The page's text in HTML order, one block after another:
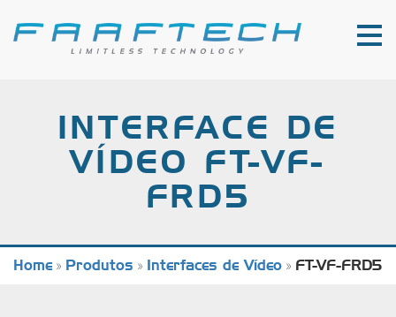
INTERFACE DE
VÍDEO FT-VF-
FRD5
Home » Produtos » Interfaces de Vídeo » FT-VF-FRD5